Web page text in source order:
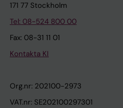
171 77 Stockholm
Tel: 08-524 800 00
Fax: 08-31 11 01
Kontakta KI
Org.nr: 202100-2973
VAT.nr: SE202100297301